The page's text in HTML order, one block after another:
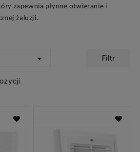
zapewnia płynne otwieranie i
żaluzji.
 Filtr